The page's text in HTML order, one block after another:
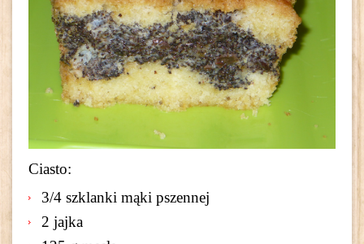
Ciasto:
3/4 szklanki mąki pszennej
2 jajka